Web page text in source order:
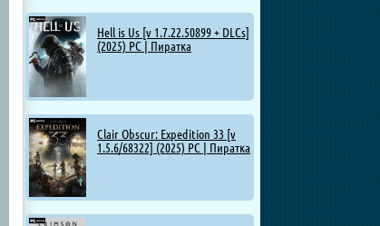
Hell is Us [v 1.7.22.50899 + DLCs]
(2025) PC | Пиратка
Clair Obscur: Expedition 33 [v
1.5.6/68322] (2025) PC | Пиратка